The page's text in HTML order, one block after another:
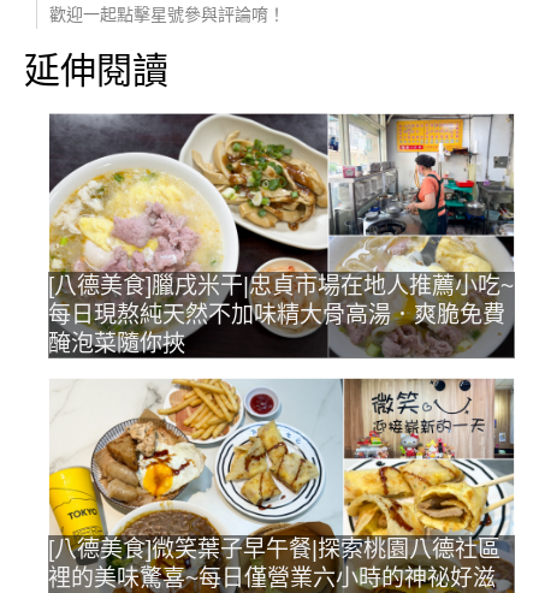
歡迎一起點擊星號參與評論唷！
延伸閱讀
[八德美食]臘戌米干|忠貞市場在地人推薦小吃~
每日現熬純天然不加味精大骨高湯．爽脆免費
醃泡菜隨你挾
[八德美食]微笑葉子早午餐|探索桃園八德社區
裡的美味驚喜~每日僅營業六小時的神祕好滋